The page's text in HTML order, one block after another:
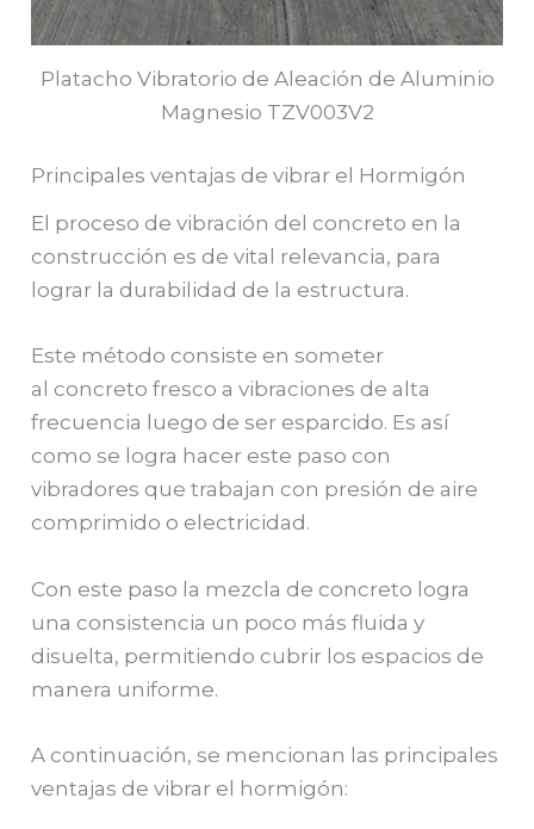
Platacho Vibratorio de Aleación de Aluminio
Magnesio TZV003V2
Principales ventajas de vibrar el Hormigón
El proceso de vibración del concreto en la
construcción es de vital relevancia, para
lograr la durabilidad de la estructura.
Este método consiste en someter
al concreto fresco a vibraciones de alta
frecuencia luego de ser esparcido. Es así
como se logra hacer este paso con
vibradores que trabajan con presión de aire
comprimido o electricidad.
Con este paso la mezcla de concreto logra
una consistencia un poco más fluida y
disuelta, permitiendo cubrir los espacios de
manera uniforme.
A continuación, se mencionan las principales
ventajas de vibrar el hormigón: